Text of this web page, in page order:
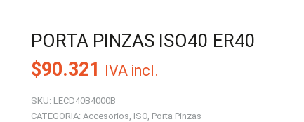
PORTA PINZAS ISO40 ER40
$90.321 IVA incl.
SKU: LECD40B4000B
CATEGORIA: Accesorios, ISO, Porta Pinzas